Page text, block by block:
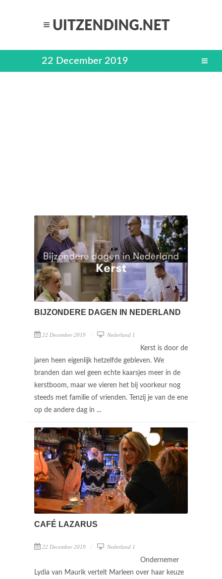
22 December 2019
BIJZONDERE DAGEN IN NEDERLAND
22 December 2019 Nederland 1
Kerst is door de
jaren heen eigenlijk hetzelfde gebleven. We
branden dan wel geen echte kaarsjes meer in de
kerstboom, maar we vieren het bij voorkeur nog
steeds met familie of vrienden. Tenzij je van de ene
op de andere dag in ...
CAFÉ LAZARUS
22 December 2019 Nederland 1
Ondernemer
Lydia van Maurik vertelt Marleen over haar keuze